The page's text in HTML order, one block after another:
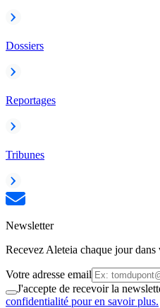
Dossiers
Reportages
Tribunes
Newsletter
Recevez Aleteia chaque jour
Votre adresse email
J'accepte de recevoir la
confidentialité pour en savoir plus.